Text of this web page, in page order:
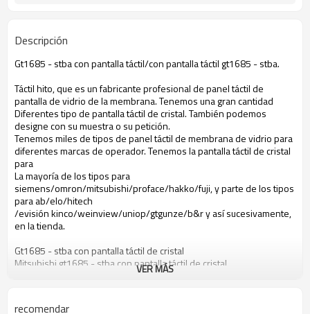
Descripción
Gt1685 - stba con pantalla táctil/con pantalla táctil gt1685 - stba.
Táctil hito, que es un fabricante profesional de panel táctil de
pantalla de vidrio de la membrana. Tenemos una gran cantidad
Diferentes tipo de pantalla táctil de cristal. También podemos
designe con su muestra o su petición.
Tenemos miles de tipos de panel táctil de membrana de vidrio para
diferentes marcas de operador. Tenemos la pantalla táctil de cristal
para
La mayoría de los tipos para
siemens/omron/mitsubishi/proface/hakko/fuji, y parte de los tipos
para ab/elo/hitech
/evisión kinco/weinview/uniop/gtgunze/b&r y así sucesivamente,
en la tienda.
Gt1685 - stba con pantalla táctil de cristal
Mitsubishi gt1685 - stba con pantalla táctil de cristal
Pantalla táctil de cristal gt1685 - stba
VER MÁS
recomendar